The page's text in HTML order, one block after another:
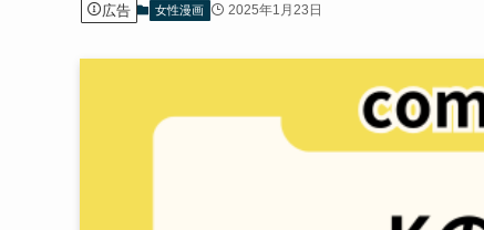
広告 女性漫画 2025年1月23日